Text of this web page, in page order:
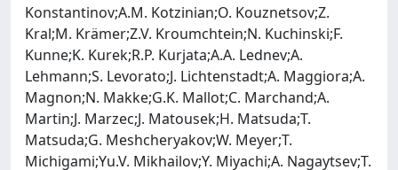
Konstantinov;A.M. Kotzinian;O. Kouznetsov;Z.
Kral;M. Krämer;Z.V. Kroumchtein;N. Kuchinski;F.
Kunne;K. Kurek;R.P. Kurjata;A.A. Lednev;A.
Lehmann;S. Levorato;J. Lichtenstadt;A. Maggiora;A.
Magnon;N. Makke;G.K. Mallot;C. Marchand;A.
Martin;J. Marzec;J. Matousek;H. Matsuda;T.
Matsuda;G. Meshcheryakov;W. Meyer;T.
Michigami;Yu.V. Mikhailov;Y. Miyachi;A. Nagaytsev;T.